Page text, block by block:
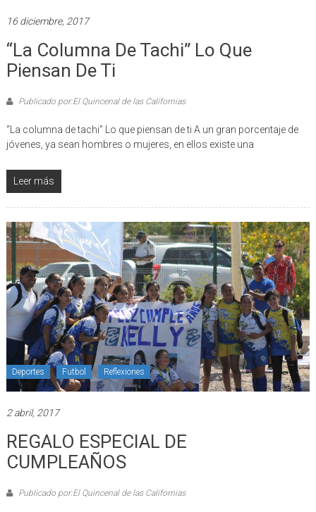
16 diciembre, 2017
“La Columna De Tachi” Lo Que
Piensan De Ti
Publicado por:El Quincenal de las Californias
“La columna de tachi” Lo que piensan de ti A un gran porcentaje de
jóvenes, ya sean hombres o mujeres, en ellos existe una
Leer más
Deportes Futbol Reflexiones
2 abril, 2017
REGALO ESPECIAL DE
CUMPLEAÑOS
Publicado por:El Quincenal de las Californias